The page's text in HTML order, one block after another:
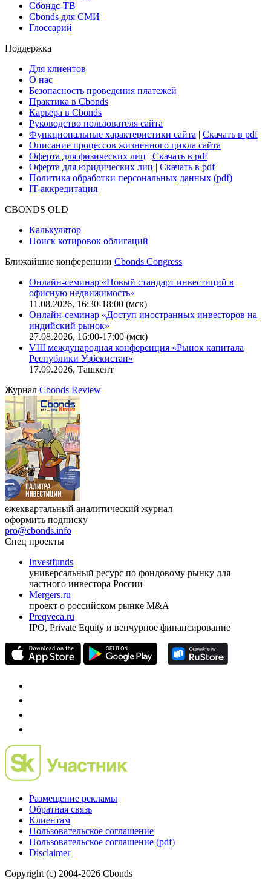
Новости рынка
Research Hub
Cbonds Review
Сбондс-ТВ
Глоссарий
Поддержка
Для клиентов
О нас
Безопасность проведения платежей
Практика в Cbonds
Карьера в Cbonds
Руководство пользователя сайта
Функциональные характеристики сайта|Скачать в pdf
Описание процессов жизненного цикла сайта
Оферта для физических лиц
Оферта для юридических лиц
IT-аккредитация
Поиск котировок облигаций
Ближайшие конференцииCbonds Congress
Онлайн-семинар «Новый стандарт инвестиций в
офисную недвижимость»
11.08.2026, 16:30-18:00 (мск)
Онлайн-семинар «Доступ иностранных инвесторов на
индийский рынок»
VIII международная конференция «Рынок капитала
Республики Узбекистан»
17.09.2026, Ташкент
ЖурналCbonds Review
ежеквартальный аналитический журнал
оформить подписку
pro@cbonds.info
Спец проекты
Investfunds
универсальный ресурс по фондовому рынку для
частного инвестора России
проект о российском рынке M&A
Preqveca.ru
Размещение рекламы
Обратная связь
Пользовательское соглашение